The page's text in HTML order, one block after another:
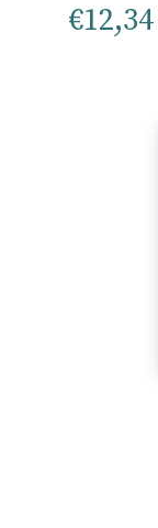
€12,34